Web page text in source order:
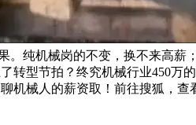
纯机械岗的不变，换不来高
型节拍？终究机械行业450万
机械人的薪资取！前往搜狐，查